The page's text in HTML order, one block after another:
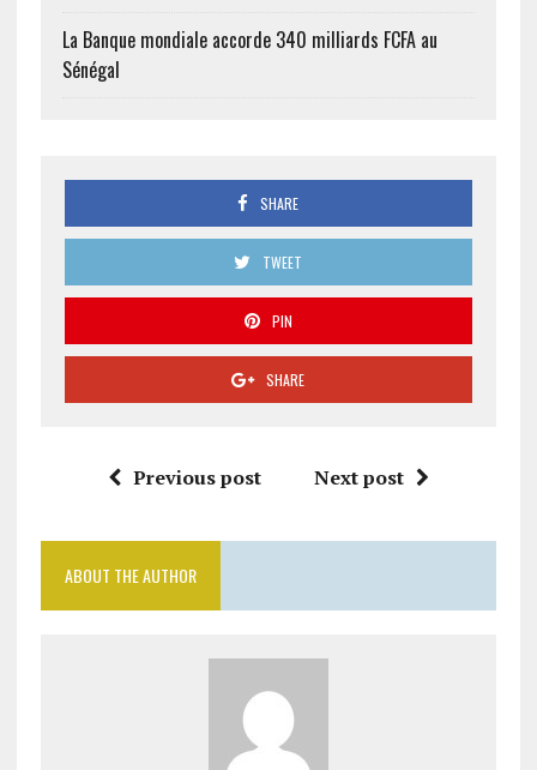
La Banque mondiale accorde 340 milliards FCFA au
Sénégal
SHARE
TWEET
PIN
SHARE
Previous post Next post
ABOUT THE AUTHOR